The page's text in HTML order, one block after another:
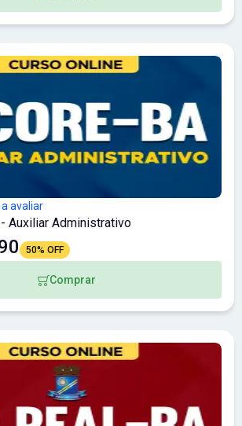
avaliar
- Auxiliar Administrativo
50% OFF
Comprar